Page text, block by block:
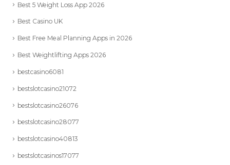
Best 5 Weight Loss App 2026
Best Casino UK
Best Free Meal Planning Apps in 2026
Best Weightlifting Apps 2026
bestcasino6081
bestslotcasino21072
bestslotcasino26076
bestslotcasino28077
bestslotcasino40813
bestslotcasinos17077